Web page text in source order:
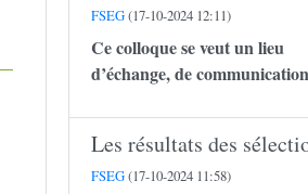
FSEG(17-10-2024 12:11)
Ce colloque se veut un lieu
d’échange, de
Les résultats des
FSEG(17-10-2024 11:58)